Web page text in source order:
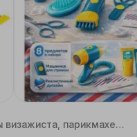
Игрушечная косметика и наборы визажиста, парикмахера